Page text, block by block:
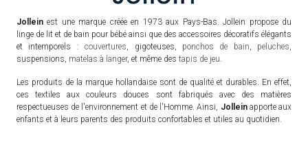
Jolleinest une marque créée en 1973 aux Pays-Bas. Jollein propose du
linge de lit et de bain pour bébé ainsi que des accessoires décoratifs élégants
et intemporels :couvertures , gigoteuses, ponchos de bain peluches
suspensions, matelas à langer, et même des tapis de jeu
Les produits de la marque hollandaise sont de qualité et durables. En effet,
ces textiles aux couleurs douces sont fabriqués avec des matières
respectueuses de l'environnement et de l'Homme. Ainsi,
Jolleinapporte aux
enfants et à leurs parents des produits confortables et utiles au quotidien.